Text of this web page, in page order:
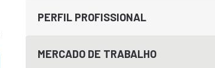
PERFIL PROFISSIONAL
MERCADO DE TRABALHO